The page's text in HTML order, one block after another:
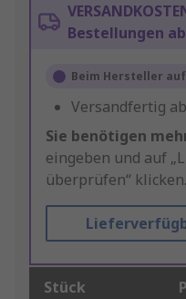
Bestellungen
Beim Hersteller
Versandfertig ab
Sie benötigen
eingeben und auf
überprüfen“ klicken.
Stück